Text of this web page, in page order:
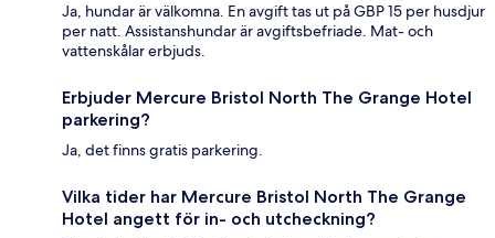
Ja, hundar är välkomna. En avgift tas ut på GBP 15 per husdjur
per natt. Assistanshundar är avgiftsbefriade. Mat- och
vattenskålar erbjuds.
Erbjuder Mercure Bristol North The Grange Hotel
parkering?
Ja, det finns gratis parkering.
Vilka tider har Mercure Bristol North The Grange
Hotel angett för in- och utcheckning?